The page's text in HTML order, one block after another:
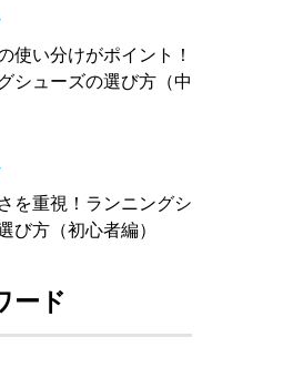
使い分けがポイント！
シューズの選び方（中
を重視！ランニングシ
び方（初心者編）
ード